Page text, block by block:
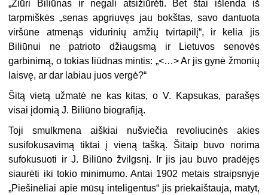
„Žiūri Biliūnas ir negali atsižiūrėti. Bet štai išlenda iš
tarpmiškės „senas apgriuvęs jau bokštas, savo dantuota
viršūne atmenąs vidu­rinių amžių tvirtapilį“, ir kelia jis
Biliūnui ne patrioto džiaugsmą ir Lietuvos senovės
garbinimą, o tokias liūdnas mintis: „<…> Ar jis gy­nė žmonių
laisvę, ar dar labiau juos vergė?“
Šitą vietą užmatė ne kas kitas, o V. Kapsukas, parašęs
visai įdomią J. Biliūno biografiją.
Toji smulkmena aiškiai nušviečia revoliucinės akies
susifokusavimą tiktai į vieną tašką. Šitaip buvo norima
sufokusuoti ir J. Biliūno žvilgsnį. Ir jis jau buvo pradėjęs
siaurėti iki tokio minimu­mo. Antai 1902 metais straipsnyje
„Piešinėliai apie mūsų inteligentus“ jis priekaištauja, matyt,